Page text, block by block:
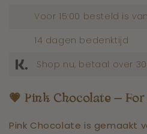
Voor 15:00 besteld is
14 dagen bedenktijd
Shop nu, betaal over
💗Pink Chocolate— For
Pink Chocolate is gemaakt